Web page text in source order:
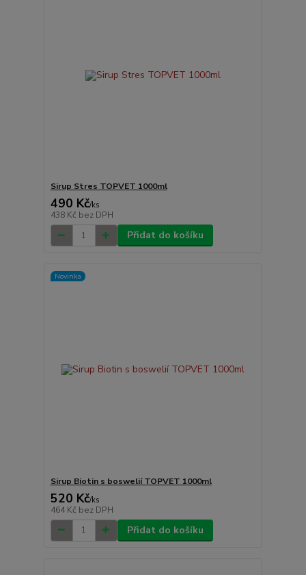
Sirup Stres TOPVET 1000ml
490 Kč/ks
438 Kč bez DPH
Přidat do košíku
Novinka
Sirup Biotin s boswelií TOPVET 1000ml
520 Kč/ks
464 Kč bez DPH
Přidat do košíku